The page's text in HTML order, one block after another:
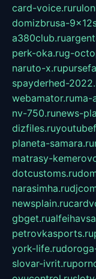
card-voice.ru
domizbrusa-
a380club.ru
perk-oka.rug-
naruto-x.ru
spayderhed-
webamator.ruma-
nv-750.runews-
dizfiles.ru
planeta-samara.ru
matrasy-
dotcustoms.ru
narasimha.ru
newsplain.ru
gbget.ru
petrovkasports.ru
york-life.ru
slovar-ivrit.ru